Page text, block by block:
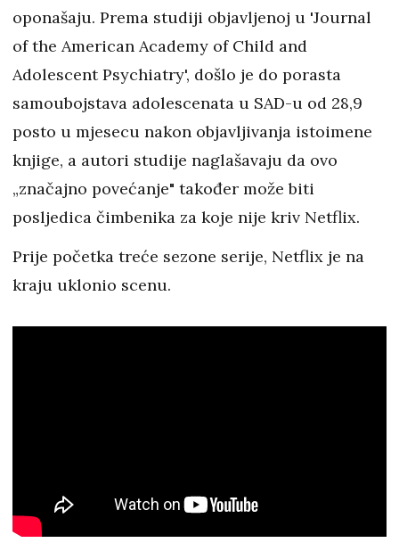
oponašaju. Prema studiji objavljenoj u 'Journal
of the American Academy of Child and
Adolescent Psychiatry', došlo je do porasta
samoubojstava adolescenata u SAD-u od 28,9
posto u mjesecu nakon objavljivanja istoimene
knjige, a autori studije naglašavaju da ovo
„značajno povećanje" također može biti
posljedica čimbenika za koje nije kriv Netflix.
Prije početka treće sezone serije, Netflix je na
kraju uklonio scenu.